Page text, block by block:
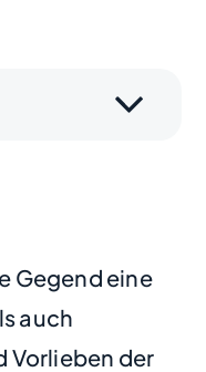
Gegend eine
auch
Vorlieben der